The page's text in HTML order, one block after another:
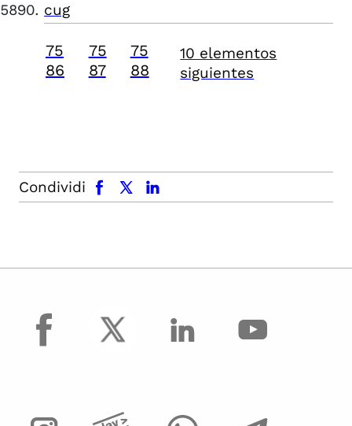
cug
75
86
75
87
75
88
10 elementos
siguientes
Condividi
facebook x.com linkedin
facebook